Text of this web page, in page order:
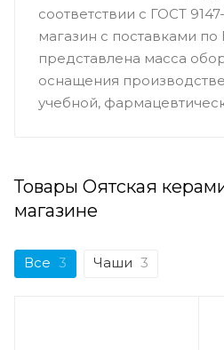
соответствии с ГОСТ
магазин с поставками
представлена масса
оснащения
учебной,
Товары Оятская
магазине
Все 3 Чаши 3